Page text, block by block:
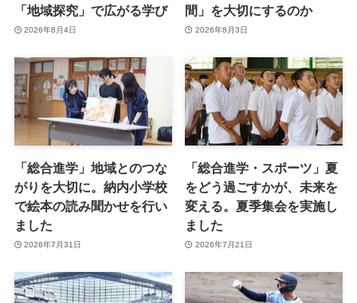
「地域探究」で広がる学び
2026年8月4日
間」を大切にするのか
2026年8月3日
「総合進学」地域とのつな
がりを大切に。納内小学校
で絵本の読み聞かせを行い
ました
2026年7月31日
「総合進学・スポーツ」夏
をどう過ごすかが、未来を
変える。夏季集会を実施し
ました
2026年7月21日